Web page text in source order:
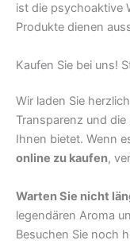
ist die psychoaktive
Produkte dienen
Kaufen Sie bei uns!
Wir laden Sie
Transparenz und
Ihnen bietet. Wenn
online zu kaufen,
Warten Sie nicht
legendären Aroma
Besuchen Sie noch